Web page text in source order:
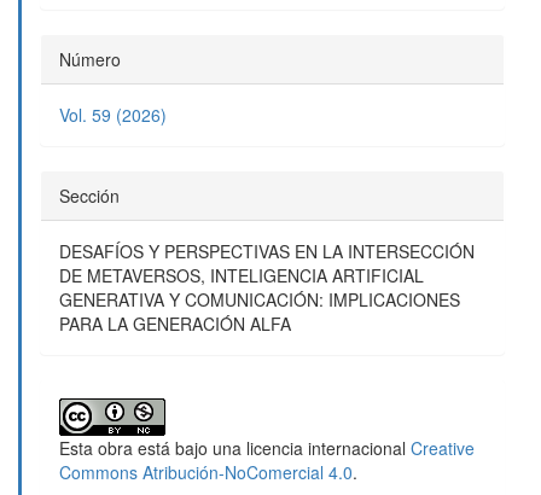
Número
Vol. 59 (2026)
Sección
DESAFÍOS Y PERSPECTIVAS EN LA INTERSECCIÓN
DE METAVERSOS, INTELIGENCIA ARTIFICIAL
GENERATIVA Y COMUNICACIÓN: IMPLICACIONES
PARA LA GENERACIÓN ALFA
Esta obra está bajo una licencia internacional Creative
Commons Atribución-NoComercial 4.0.